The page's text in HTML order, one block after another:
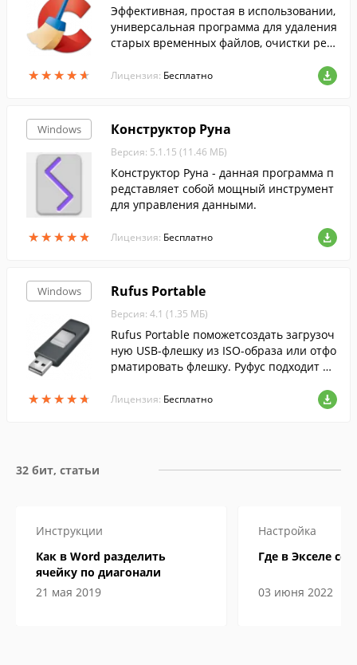
★★★★★
★★★★★
Эффективная, простая в использовании,
универсальная программа для удаления
старых временных файлов, очистки рее
Лицензия: Бесплатно
Windows
★★★★★
★★★★★
Конструктор Руна
Версия: 5.1.15 (11.46 МБ)
Конструктор Руна - данная программа п
редставляет собой мощный инструмент
для управления данными.
Лицензия: Бесплатно
Windows
★★★★★
★★★★★
Rufus Portable
Версия: 4.1 (1.35 МБ)
Rufus Portable поможетсоздать загрузоч
ную USB-флешку из ISO-образа или отфо
рматировать флешку. Руфус подходит дл
ает русский язык.
Лицензия: Бесплатно
32 бит, статьи
Инструкции
Как в Word разделить
ячейку по диагонали
21 мая 2019
Настройка
Где в Экселе
03 июня 2022